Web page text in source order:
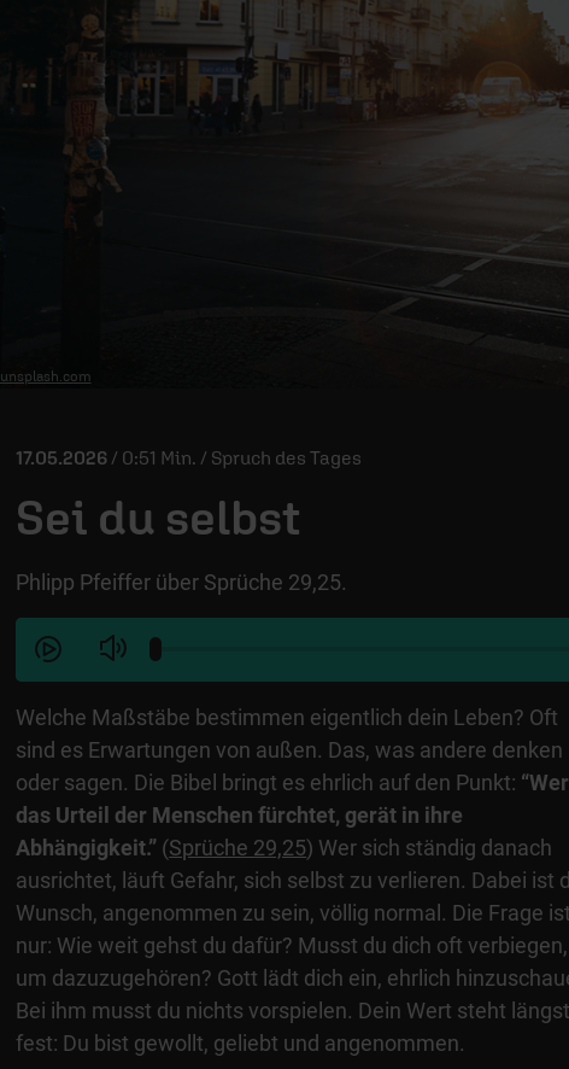
unsplash.com
17.05.2026 / 0:51 Min. / Spruch des Tages
Sei du selbst
Phlipp Pfeiffer über Sprüche 29,25.
Welche Maßstäbe bestimmen eigentlich dein Leben? Oft
sind es Erwartungen von außen. Das, was andere denken
oder sagen. Die Bibel bringt es ehrlich auf den Punkt: “Wer
das Urteil der Menschen fürchtet, gerät in ihre
Abhängigkeit.” (Sprüche 29,25) Wer sich ständig danach
ausrichtet, läuft Gefahr, sich selbst zu verlieren. Dabei ist
Wunsch, angenommen zu sein, völlig normal. Die Frage ist
nur: Wie weit gehst du dafür? Musst du dich oft verbiegen,
um dazuzugehören? Gott lädt dich ein, ehrlich
Bei ihm musst du nichts vorspielen. Dein Wert steht längst
fest: Du bist gewollt, geliebt und angenommen.